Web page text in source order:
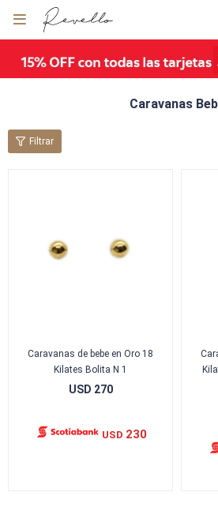

Caravanas
Caravanas de bebe en Oro 18
Kilates Bolita N 1
USD 270
USD 230